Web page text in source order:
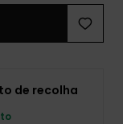
de recolha